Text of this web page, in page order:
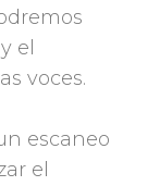
el
voces.
escaneo
el